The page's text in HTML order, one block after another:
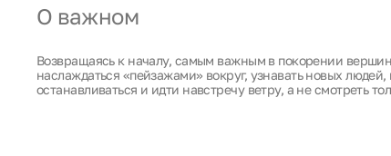
О важном
Возвращаясь к началу, самым важным в покорении
наслаждаться «пейзажами» вокруг, узнавать новых
останавливаться и идти навстречу ветру, а не смотреть